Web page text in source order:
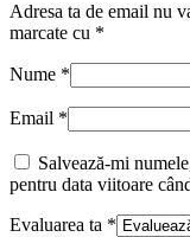
Adresa ta de email nu
marcate cu *
Nume *
Email *
Salvează-mi
pentru data viitoare
Evaluarea ta *